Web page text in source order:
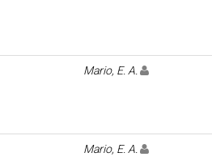
Mario, E. A.
Mario, E. A.